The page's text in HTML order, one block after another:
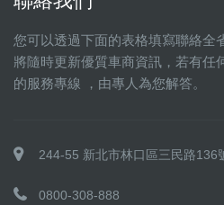
您可以透過下面的表格填寫聯絡全
將隨時更新優質車商資訊，若有任
的服務專線 ，由專人為您解答。
244-55 新北市林口區三民路136
0800-308-888